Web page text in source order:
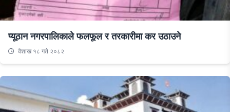
प्यूठान नगरपालिकाले फलफूल र तरकारीमा कर उठाउने
वैशाख १८ गते २०८२